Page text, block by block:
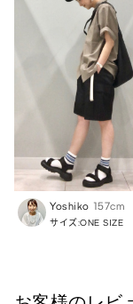
Yoshiko 157cm
サイズ:ONE SIZE